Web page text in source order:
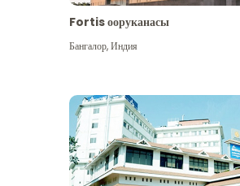
Fortis ооруканасы
Бангалор,Индия